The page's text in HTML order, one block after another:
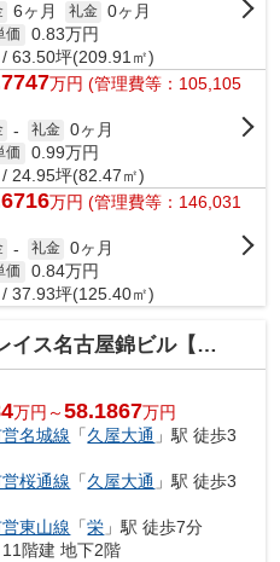
6ヶ月 礼金 0ヶ月
価 0.83万円
63.50坪(209.91㎡)
万円 (管理費等：105,105
- 礼金 0ヶ月
価 0.99万円
24.95坪(82.47㎡)
万円 (管理費等：146,031
- 礼金 0ヶ月
価 0.84万円
37.93坪(125.40㎡)
屋錦ビル【 オフィスおすすめ 】
万円～58.1867万円
名城線 「久屋大通 」駅 徒歩3
桜通線 「久屋大通 」駅 徒歩3
東山線 「栄 」駅 徒歩7分
階建 地下2階